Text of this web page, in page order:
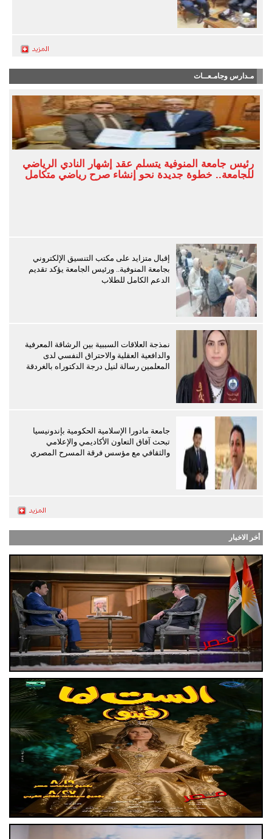
مـدارس وجامـعــات
رئيس جامعة المنوفية يتسلم عقد إشهار النادي الرياضي
للجامعة.. خطوة جديدة نحو إنشاء صرح رياضي متكامل
إقبال متزايد على مكتب التنسيق الإلكتروني
بجامعة المنوفية.. ورئيس الجامعة يؤكد تقديم
الدعم الكامل للطلاب
نمذجة العلاقات السببية بين الرشاقة المعرفية
والدافعية العقلية والاحتراق النفسي لدى
المعلمين رسالة لنيل درجة الدكتوراه بالغردقة
جامعة مادورا الإسلامية الحكومية بإندونيسيا
تبحث آفاق التعاون الأكاديمي والإعلامي
والثقافي مع مؤسس فرقة المسرح المصري
أخر الاخبار